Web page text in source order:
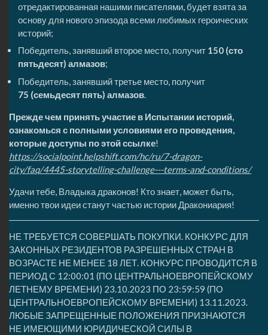
отредактированная нашими писателями, будет взята за
основу для нового эпизода всеми любимых героических
историй;
Победитель, занявший второе место, получит 150 (сто
пятьдесят) алмазов;
Победитель, занявший третье место, получит
75 (семьдесят пять) алмазов.
Прежде чем принять участие в Испытании историй,
ознакомься с полными условиями его проведения,
которые доступы по этой ссылке!
https://socialpoint.helpshift.com/hc/ru/7-dragon-
city/faq/4445-storytelling-challenge---terms-and-conditions/
Удачи тебе, Владыка драконов! Кто знает, может быть,
именно твои идеи станут частью истории Дракониария!
НЕ ТРЕБУЕТСЯ СОВЕРШАТЬ ПОКУПКИ. КОНКУРС ДЛЯ
ЗАКОННЫХ РЕЗИДЕНТОВ РАЗРЕШЕННЫХ СТРАН В
ВОЗРАСТЕ НЕ МЕНЕЕ 18 ЛЕТ. КОНКУРС ПРОВОДИТСЯ В
ПЕРИОД С 12:00:01 (ПО ЦЕНТРАЛЬНОЕВРОПЕЙСКОМУ
ЛЕТНЕМУ ВРЕМЕНИ) 23.10.2023 ПО 23:59:59 (ПО
ЦЕНТРАЛЬНОЕВРОПЕЙСКОМУ ВРЕМЕНИ) 13.11.2023.
ЛЮБЫЕ ЗАПРЕЩЕННЫЕ ПОЛОЖЕНИЯ ПРИЗНАЮТСЯ
НЕ ИМЕЮЩИМИ ЮРИДИЧЕСКОЙ СИЛЫ В